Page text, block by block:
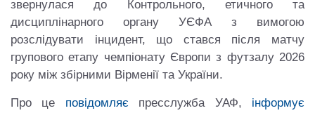
звернулася до Контрольного, етичного та
дисциплінарного органу УЄФА з вимогою
розслідувати інцидент, що стався після матчу
групового етапу чемпіонату Європи з футзалу 2026
року між збірними Вірменії та України.
Про це повідомляє пресслужба УАФ, інформує